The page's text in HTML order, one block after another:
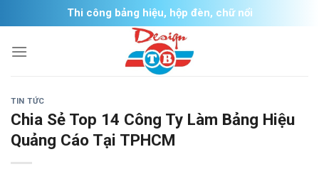
to
content
Thi công bảng hiệu, hộp đèn, chữ nổi
TIN TỨC
Chia Sẻ Top 14 Công Ty Làm Bảng Hiệu
Quảng Cáo Tại TPHCM